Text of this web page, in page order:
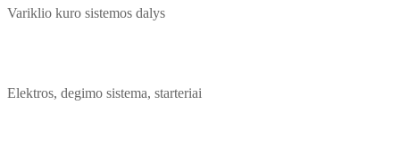
Variklio kuro sistemos dalys
Elektros, degimo sistema, starteriai